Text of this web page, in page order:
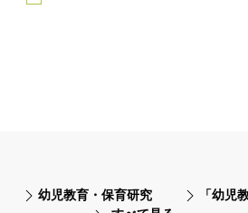
幼児教育・保育研究 「幼児